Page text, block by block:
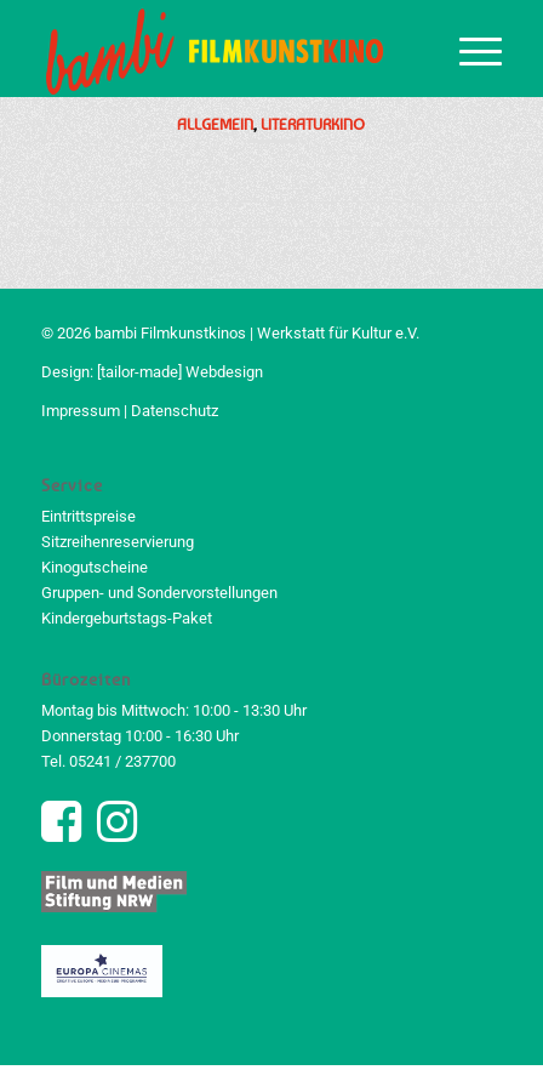
ALLGEMEIN, LITERATURKINO
© 2026 bambi Filmkunstkinos | Werkstatt für Kultur e.V.
Design: [tailor-made] Webdesign
Impressum| Datenschutz
Service
Eintrittspreise
Sitzreihenreservierung
Kinogutscheine
Gruppen- und Sondervorstellungen
Kindergeburtstags-Paket
Bürozeiten
Montag bis Mittwoch: 10:00 - 13:30 Uhr
Donnerstag 10:00 - 16:30 Uhr
Tel. 05241 / 237700